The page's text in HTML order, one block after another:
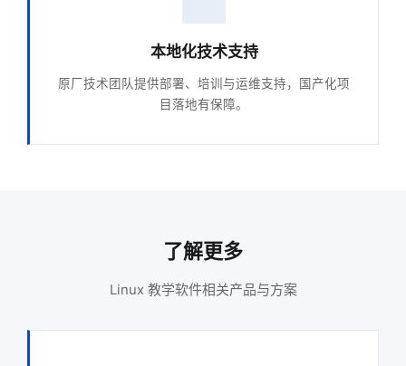
本地化技术支持
原厂技术团队提供部署、培训与运维支持，国产化项
目落地有保障。
了解更多
Linux 教学软件相关产品与方案